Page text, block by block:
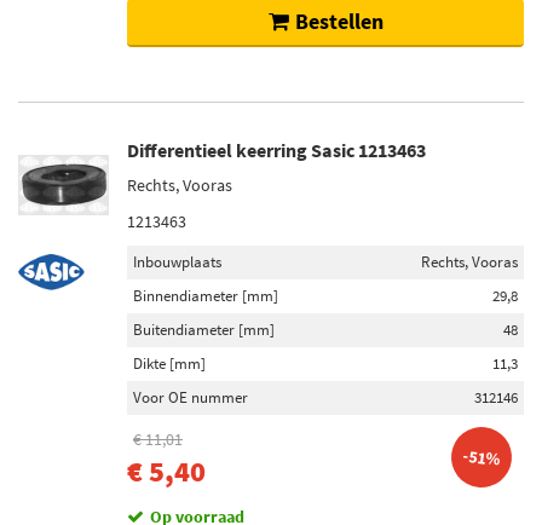
Bestellen
Differentieel keerring Sasic 1213463
Rechts, Vooras
1213463
Inbouwplaats
Rechts, Vooras
Binnendiameter [mm]
29,8
Buitendiameter [mm]
48
Dikte [mm]
11,3
Voor OE nummer
312146
€ 11,01
€ 5,40 -51%
Op voorraad